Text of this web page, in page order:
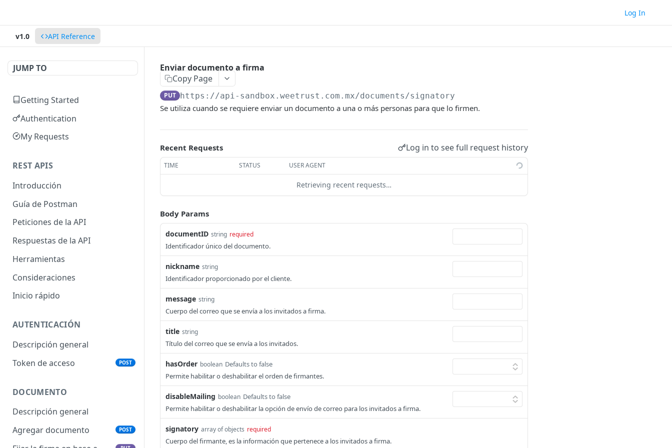
Log In
v1.0 API Reference
JUMP TO
Getting Started
Authentication
My Requests
REST APIS
Introducción
Guía de Postman
Peticiones de la API
Respuestas de la API
Herramientas
Consideraciones
Inicio rápido
AUTENTICACIÓN
Descripción general
Token de acceso
POST
DOCUMENTO
Descripción general
Agregar documento
POST
Enviar documento a firma
Copy Page
PUT https://api-sandbox.weetrust.com.mx/documents/signatory
Se utiliza cuando se requiere enviar un documento a una o más personas para que lo firmen.
Recent Requests Log in to see full request history
TIME STATUS USER AGENT
Retrieving recent requests…
Body Params
documentID string required
Identificador único del documento.
nickname string
Identificador proporcionado por el cliente.
message string
Cuerpo del correo que se envía a los invitados a firma.
title string
Título del correo que se envía a los invitados.
hasOrder boolean Defaults to false
Permite habilitar o deshabilitar el orden de firmantes.
disableMailing boolean Defaults to false
Permite habilitar o deshabilitar la opción de envío de correo para los invitados a firma.
signatory array of objects required
Cuerpo del firmante, es la información que pertenece a los invitados a firma.